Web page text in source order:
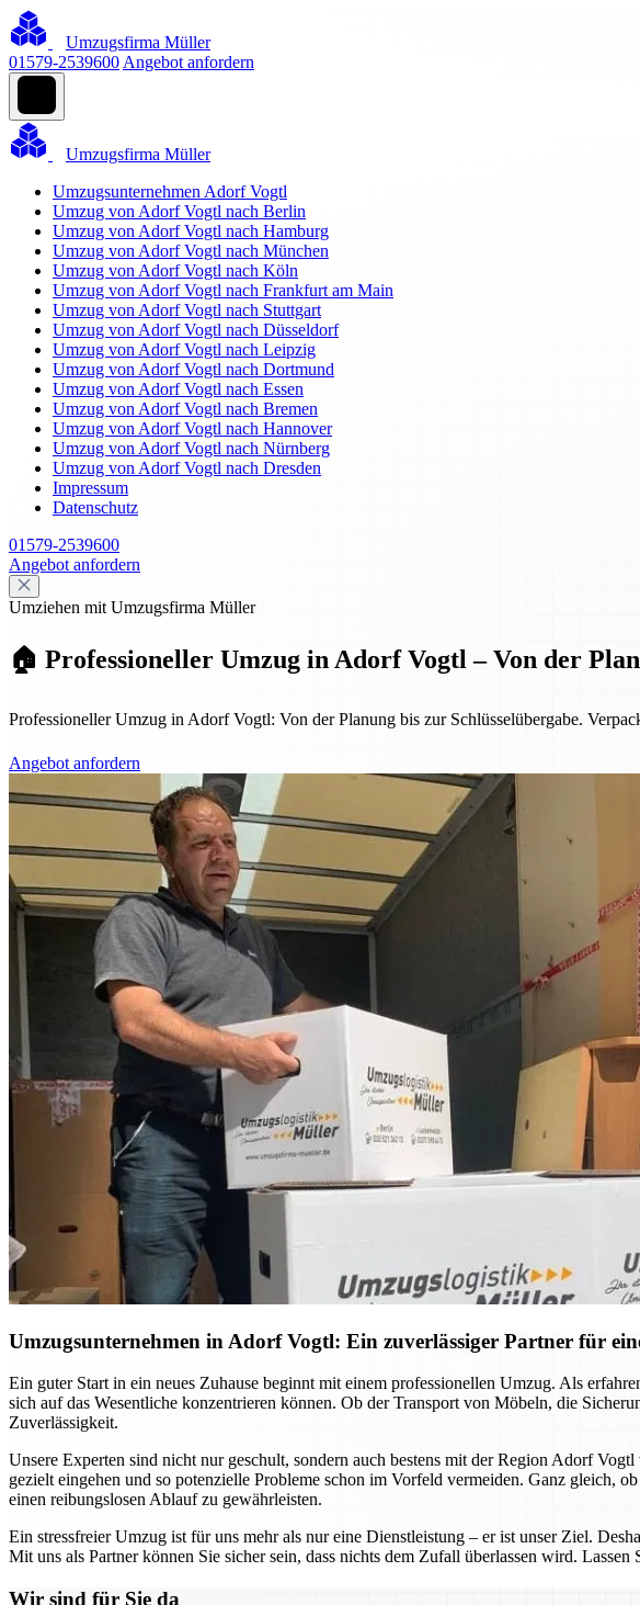
Umzugsfirma Müller
01579-2539600 Angebot anfordern
Umzugsfirma Müller
Umzugsunternehmen Adorf Vogtl
Umzug von Adorf Vogtl nach Berlin
Umzug von Adorf Vogtl nach Hamburg
Umzug von Adorf Vogtl nach München
Umzug von Adorf Vogtl nach Köln
Umzug von Adorf Vogtl nach Frankfurt am Main
Umzug von Adorf Vogtl nach Stuttgart
Umzug von Adorf Vogtl nach Düsseldorf
Umzug von Adorf Vogtl nach Leipzig
Umzug von Adorf Vogtl nach Dortmund
Umzug von Adorf Vogtl nach Essen
Umzug von Adorf Vogtl nach Bremen
Umzug von Adorf Vogtl nach Hannover
Umzug von Adorf Vogtl nach Nürnberg
Umzug von Adorf Vogtl nach Dresden
Impressum
Datenschutz
01579-2539600
Angebot anfordern
Umziehen mit Umzugsfirma Müller
🏠 Professioneller Umzug in Adorf Vogtl – Von der
Professioneller Umzug in Adorf Vogtl: Von der Planung bis zur Schlüsselübergabe.
Angebot anfordern
Umzugsunternehmen in Adorf Vogtl: Ein zuverlässiger Partner für
Ein guter Start in ein neues Zuhause beginnt mit einem professionellen Umzug. Als
sich auf das Wesentliche konzentrieren können. Ob der Transport von Möbeln, die
Zuverlässigkeit.
Unsere Experten sind nicht nur geschult, sondern auch bestens mit der Region Adorf
gezielt eingehen und so potenzielle Probleme schon im Vorfeld vermeiden. Ganz gleich,
einen reibungslosen Ablauf zu gewährleisten.
Ein stressfreier Umzug ist für uns mehr als nur eine Dienstleistung – er ist unser Ziel.
Mit uns als Partner können Sie sicher sein, dass nichts dem Zufall überlassen wird.
Wir sind für Sie da